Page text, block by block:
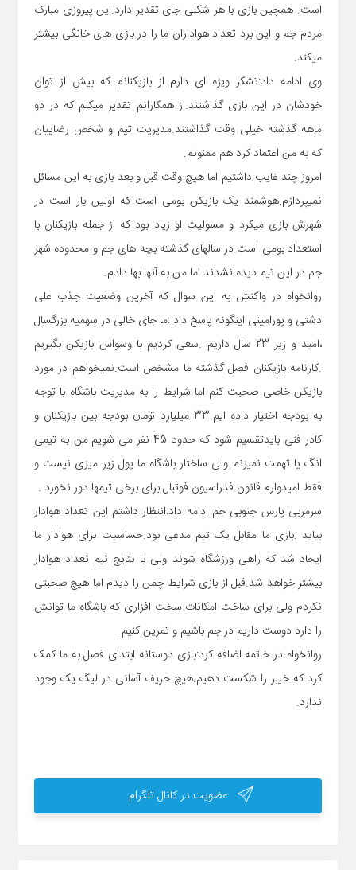
است. همچین بازی با هر شکلی جای تقدیر دارد.این پیروزی مبارک
مردم جم و این برد تعداد هواداران ما را در بازی های خانگی بیشتر
میکند.
وی ادامه داد:تشکر ویژه ای دارم از بازیکنانم که بیش از توان
خودشان در این بازی گذاشتند.از همکارانم تقدیر میکنم که در دو
ماهه گذشته خیلی وقت گذاشتند.مدیریت تیم و شخص رضاییان
که به من اعتماد کرد هم ممنونم.
امروز چند غایب داشتیم اما هیچ وقت قبل و بعد بازی به این مسائل
نمیپردازم.هوشمند یک بازیکن بومی است که اولین بار است در
شهرش بازی میکرد و مسولیت او زیاد بود که از جمله بازیکنان با
استعداد بومی است.در سالهای گذشته بچه های جم و محدوده شهر
جم در این تیم دیده نشدند اما من به آنها بها دادم.
روانخواه در واکنش به این سوال که آخرین وضعیت جذب علی
دشتی و پورامینی اینگونه پاسخ داد :ما جای خالی در سهمیه بزرگسال
،امید و زیر 23 سال داریم .سعی کردیم با وسواس بازیکن بگیریم
.کارنامه بازیکنان فصل گذشته ما مشخص است.نمیخواهم در مورد
بازیکن خاصی صحبت کنم اما شرایط را به مدیریت باشگاه با توجه
به بودجه اختیار داده ایم.33 میلیارد تومان بودجه بین بازیکنان و
کادر فنی بایدتقسیم شود که حدود 45 نفر می شویم.من به تیمی
انگ یا تهمت نمیزنم ولی ساختار باشگاه ما پول زیر میزی نیست و
فقط امیدوارم قانون فدراسیون فوتبال برای برخی تیمها دور نخورد .
سرمربی پارس جنوبی جم ادامه داد:انتظار داشتم این تعداد هوادار
بیاید .بازی ما مقابل یک تیم مدعی بود.حساسیت برای هوادار ما
ایجاد شد که راهی ورزشگاه شوند ولی با نتایج تیم تعداد هوادار
بیشتر خواهد شد.قبل از بازی شرایط چمن را دیدم اما هیچ صحبتی
نکردم ولی برای ساخت امکانات سخت افزاری که باشگاه ما توانش
را دارد دوست داریم در جم باشیم و تمرین کنیم.
روانخواه در خاتمه اضافه کرد:بازی دوستانه ابتدای فصل به ما کمک
کرد که خیبر را شکست دهیم.هیچ حریف آسانی در لیگ یک وجود
ندارد.
عضویت در کانال تلگرام